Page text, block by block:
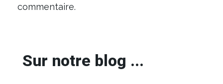
commentaire.
Sur notre blog ...